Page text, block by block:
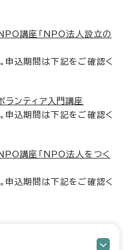
講座「NPO法人設立の
申込期間は下記をご確認く
ンティア入門講座
申込期間は下記をご確認く
講座「NPO法人をつく
申込期間は下記をご確認く